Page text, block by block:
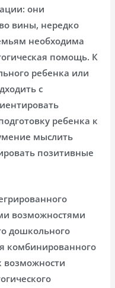
они
вины, нередко
необходима
помощь. К
ребенка или
с
ребенка к
мыслить
позитивные
возможностями
дошкольного
комбинированного
возможности